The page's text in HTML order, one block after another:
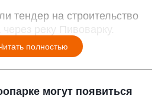
тендер на строительство
реку Пивоварку.
полностью
могут появиться